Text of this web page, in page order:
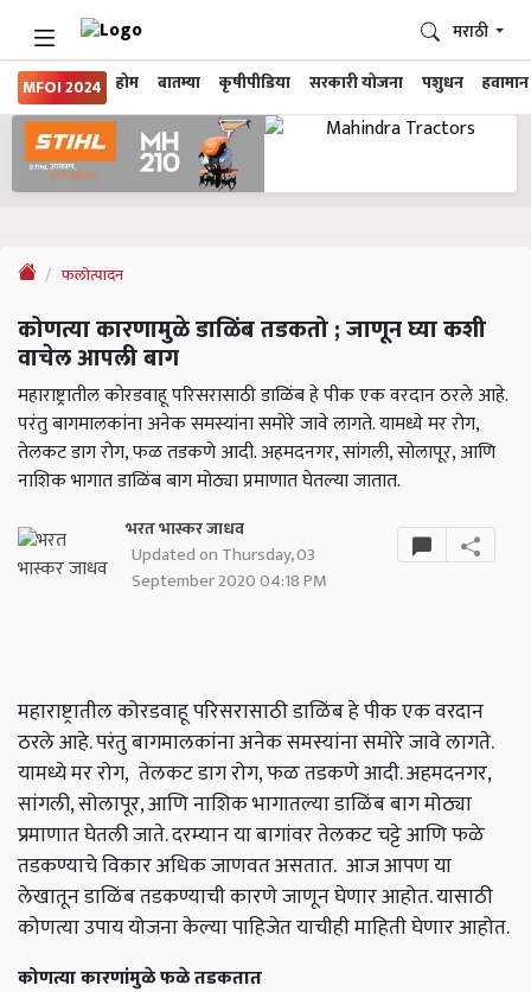
MFOI 2024 होम बातम्या कृषीपीडिया सरकारी योजना पशुधन हवामान
मराठी
फलोत्पादन
कोणत्या कारणामुळे डाळिंब तडकतो ; जाणून घ्या कशी
वाचेल आपली बाग
महाराष्ट्रातील कोरडवाहू परिसरासाठी डाळिंब हे पीक एक वरदान ठरले आहे.
परंतु बागमालकांना अनेक समस्यांना समोरे जावे लागते. यामध्ये मर रोग,
तेलकट डाग रोग, फळ तडकणे आदी. अहमदनगर, सांगली, सोलापूर, आणि
नाशिक भागात डाळिंब बाग मोठ्या प्रमाणात घेतल्या जातात.
भरत भास्कर जाधव
Updated on Thursday, 03
September 2020 04:18 PM
महाराष्ट्रातील कोरडवाहू परिसरासाठी डाळिंब हे पीक एक वरदान
ठरले आहे. परंतु बागमालकांना अनेक समस्यांना समोरे जावे लागते.
यामध्ये मर रोग, तेलकट डाग रोग,फळ तडकणे आदी. अहमदनगर,
सांगली,सोलापूर,आणि नाशिक भागातल्या डाळिंब बाग मोठ्या
प्रमाणात घेतली जाते. दरम्यान या बागांवर तेलकट चट्टे आणि फळे
तडकण्याचे विकार अधिक जाणवत असतात. आज आपण या
लेखातून डाळिंब तडकण्याची कारणे जाणून घेणार आहोत. यासाठी
कोणत्या उपाय योजना केल्या पाहिजेत याचीही माहिती घेणार आहोत.
कोणत्या कारणांमुळे फळे तडकतात